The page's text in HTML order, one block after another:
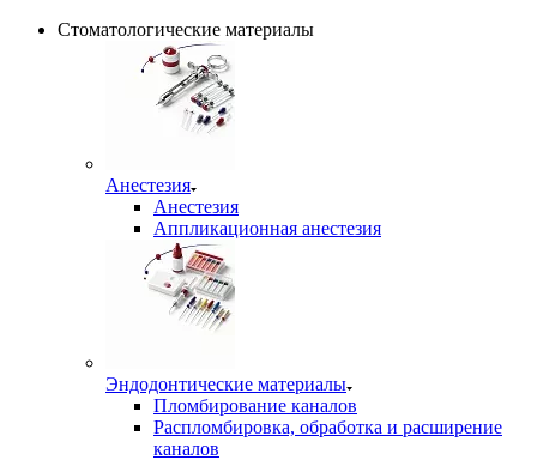
Стоматологические материалы
Анестезия
Анестезия
Аппликационная анестезия
Эндодонтические материалы
Пломбирование каналов
Распломбировка, обработка и расширение
каналов